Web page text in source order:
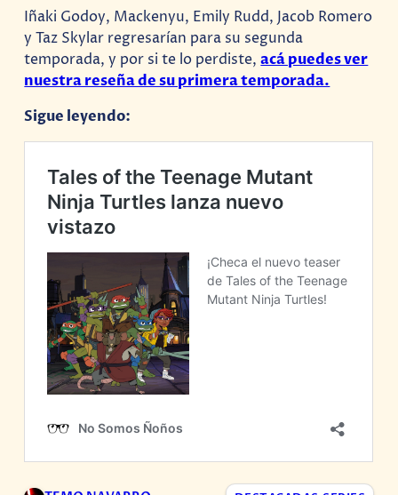
Iñaki Godoy, Mackenyu, Emily Rudd, Jacob Romero
y Taz Skylar regresarían para su segunda
temporada, y por si te lo perdiste,acá puedes ver
nuestra reseña de su primera temporada.
Sigue leyendo: